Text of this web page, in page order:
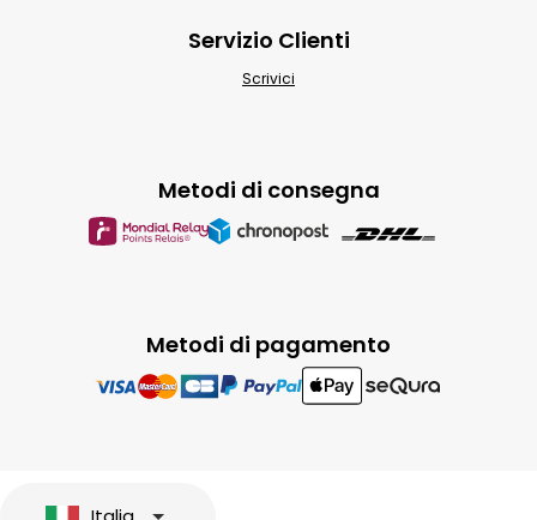
Metodi di pagamento
Metodi di consegna
Servizio Clienti
Scrivici